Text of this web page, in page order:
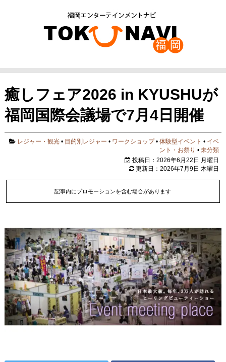
癒しフェア2026 in KYUSHUが
福岡国際会議場で7月4日開催
レジャー・観光 • 目的別レジャー • ワークショップ•体験型イベント • イベ
ント・お祭り •未分類
投稿日：2026年6月22日 月曜日
更新日：2026年7月9日 木曜日
記事内にプロモーションを含む場合があります